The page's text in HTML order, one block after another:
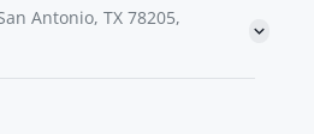
Antonio, TX 78205,